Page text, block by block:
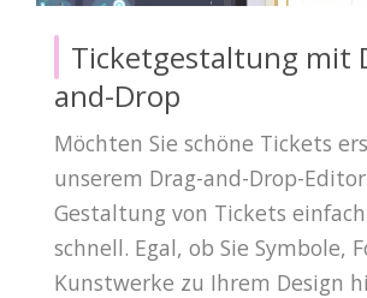
Ticketgestaltung mit
and-Drop
Möchten Sie schöne Tickets
unserem Drag-and-Drop-
Gestaltung von Tickets
schnell. Egal, ob Sie Symbole,
Kunstwerke zu Ihrem Design